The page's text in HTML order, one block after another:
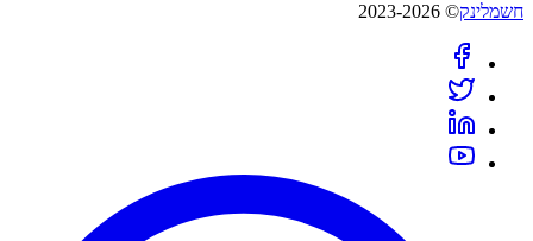
חשמלינק© 2023-2026